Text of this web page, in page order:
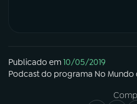
Publicado em10/05/2019
Podcastdo programa No Mundo